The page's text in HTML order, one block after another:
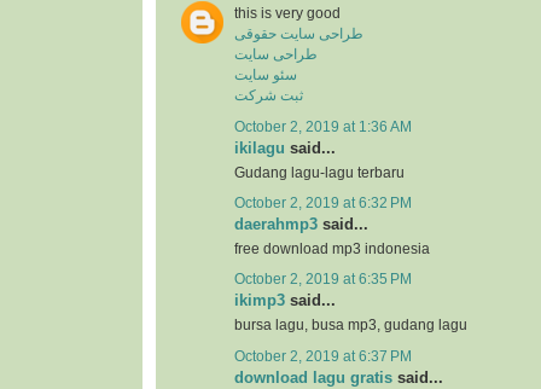
this is very good
طراحی سایت حقوقی
طراحی سایت
سئو سایت
ثبت شرکت
October 2, 2019 at 1:36 AM
ikilagu said...
Gudang lagu-lagu terbaru
October 2, 2019 at 6:32 PM
daerahmp3 said...
free download mp3 indonesia
October 2, 2019 at 6:35 PM
ikimp3 said...
bursa lagu, busa mp3, gudang lagu
October 2, 2019 at 6:37 PM
download lagu gratis said...